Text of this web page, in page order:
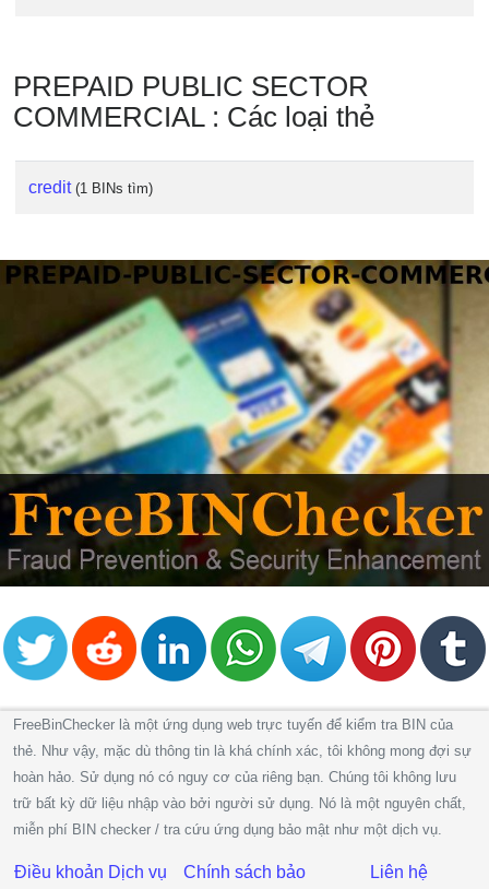
PREPAID PUBLIC SECTOR
COMMERCIAL : Các loại thẻ
credit (1 BINs tìm)
FreeBinChecker là một ứng dụng web trực tuyến để kiểm tra BIN của
thẻ. Như vậy, mặc dù thông tin là khá chính xác, tôi không mong đợi sự
hoàn hảo. Sử dụng nó có nguy cơ của riêng bạn. Chúng tôi không lưu
trữ bất kỳ dữ liệu nhập vào bởi người sử dụng. Nó là một nguyên chất,
miễn phí BIN checker / tra cứu ứng dụng bảo mật như một dịch vụ.
Điều khoản Dịch vụ
Chính sách bảo
Liên hệ